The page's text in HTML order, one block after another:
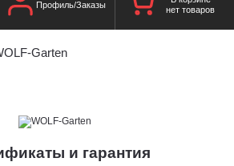
Профиль/Заказы
нет товаров
Garten
и гарантия